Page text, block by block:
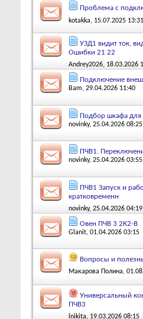
Проблема с
kotakka, 15.07.2025 13:31
УЗД1 видит ток,
Ошибки 21 22
Andrey2026, 18.03.2026
Подключение
Bam, 29.04.2026 11:40
Подбор шкафа
novinky, 25.04.2026 08:25
ПЧВ1.
novinky, 25.04.2026 03:55
ПЧВ1 Запуск и
кратковременн
novinky, 25.04.2026 04:19
Овен ПЧВ 3 2К2-В
Glanit, 01.04.2026 03:15
Вопросы и
Макарова Полина,
Универсальный
ПЧВ3
lnikita, 19.03.2026 08:15